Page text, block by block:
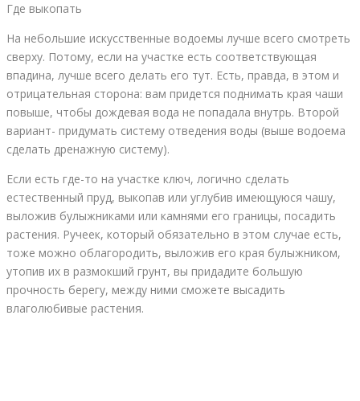
Где выкопать
На небольшие искусственные водоемы лучше всего смотреть
сверху. Потому, если на участке есть соответствующая
впадина, лучше всего делать его тут. Есть, правда, в этом и
отрицательная сторона: вам придется поднимать края чаши
повыше, чтобы дождевая вода не попадала внутрь. Второй
вариант- придумать систему отведения воды (выше водоема
сделать дренажную систему).
Если есть где-то на участке ключ, логично сделать
естественный пруд, выкопав или углубив имеющуюся чашу,
выложив булыжниками или камнями его границы, посадить
растения. Ручеек, который обязательно в этом случае есть,
тоже можно облагородить, выложив его края булыжником,
утопив их в размокший грунт, вы придадите большую
прочность берегу, между ними сможете высадить
влаголюбивые растения.